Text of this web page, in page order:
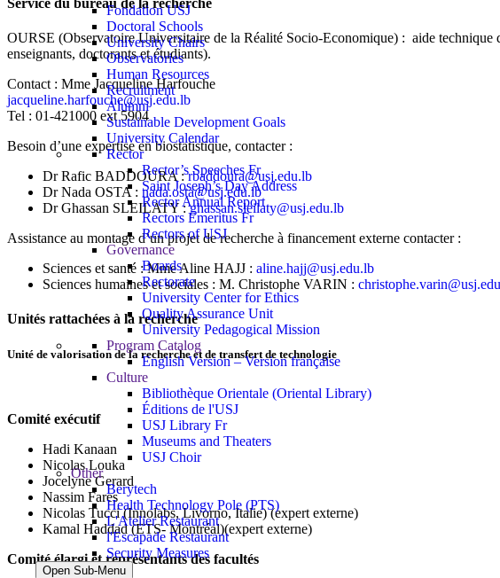
Fondation USJ
Doctoral Schools
University Chairs
Observatories
Human Resources
Recruitment
Alumni
Sustainable Development Goals
University Calendar
Rector
Rector’s Speeches Fr
Saint Joseph’s Day Address
Rector Annual Report
Rectors Emeritus Fr
Rectors of USJ
Governance
Boards
Rectorate
University Center for Ethics
Quality Assurance Unit
University Pedagogical Mission
Program Catalog
English Version – Version française
Culture
Bibliothèque Orientale (Oriental Library)
Éditions de l'USJ
USJ Library Fr
Museums and Theaters
USJ Choir
Other
Berytech
Health Technology Pole (PTS)
L'Atelier Restaurant
l'Escapade Restaurant
Security Measures
Open Sub-Menu
OURSE (Observatoire Universitaire de la Réalité Socio-Economique) : aide technique
enseignants, doctorants et étudiants).
Contact : Mme Jacqueline Harfouche
jacqueline.harfouche@usj.edu.lb
Tel : 01-421000 ext 5904
Besoin d’une expertise en biostatistique, contacter :
Dr Rafic BADDOURA :rbaddoura@usj.edu.lb
Dr Nada OSTA : nada.osta@usj.edu.lb
Dr Ghassan SLEILATY :ghassan.sleilaty@usj.edu.lb
Assistance au montage d’un projet de recherche à financement externe contacter :
Sciences et santé : Mme Aline HAJJ : aline.hajj@usj.edu.lb
Sciences humaines et sociales : M. Christophe VARIN :
Unités rattachées à la recherche
Unité de valorisation de la recherche et de transfert de technologie
Comité exécutif
Hadi Kanaan
Nicolas Louka
Jocelyne Gerard
Nassim Fares
Nicolas Tucci (Innolabs, Livorno, Italie) (expert externe)
Kamal Haddad (ETS- Montréal)(expert externe)
Comité élargi et représentants des facultés